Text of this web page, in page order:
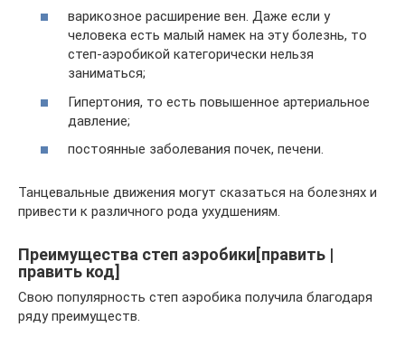
варикозное расширение вен. Даже если у
человека есть малый намек на эту болезнь, то
степ-аэробикой категорически нельзя
заниматься;
Гипертония, то есть повышенное артериальное
давление;
постоянные заболевания почек, печени.
Танцевальные движения могут сказаться на болезнях и
привести к различного рода ухудшениям.
Преимущества степ аэробики[править |
править код]
Свою популярность степ аэробика получила благодаря
ряду преимуществ.